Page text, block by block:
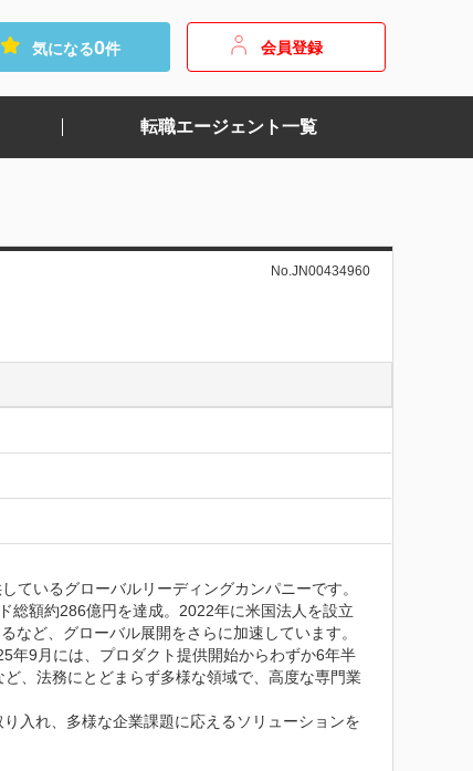
気になる0件 会員登録
転職エージェント一覧
No.JN00434960
ているグローバルリーディングカンパニーです。
総額約286億円を達成。2022年に米国法人を設立
など、グローバル展開をさらに加速しています。
年9月には、プロダクト提供開始からわずか6年半
、法務にとどまらず多様な領域で、高度な専門業
入れ、多様な企業課題に応えるソリューションを